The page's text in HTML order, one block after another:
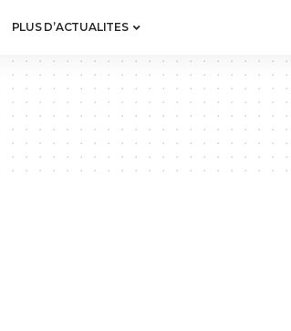
PLUS D’ACTUALITES